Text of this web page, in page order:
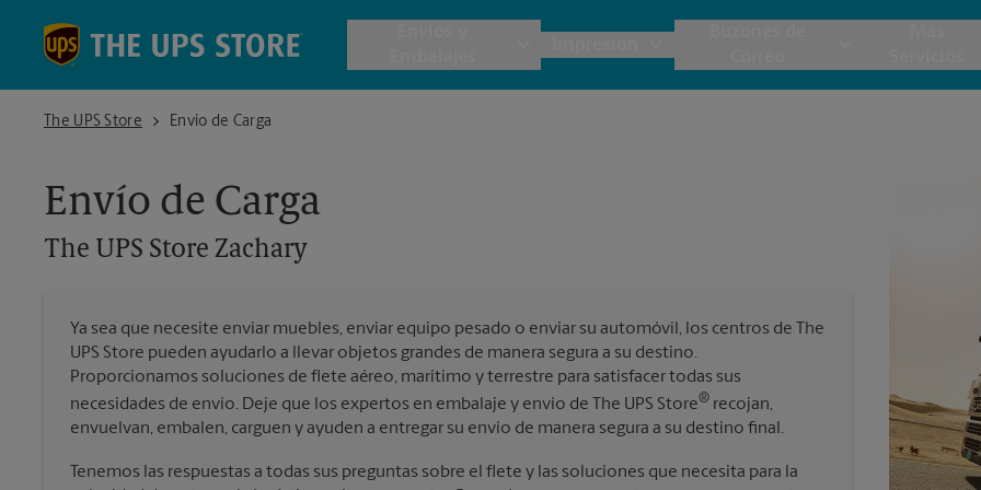
Envío Internacional
Todos los Servicios de Envío y Embalaje
Tarjetas Postales
Tarjetas Comerciales
Todos los Servicios de Impresión
The UPS Store
The UPS Store ZacharyEnvío de Carga
Envío de Carga
The UPS Store Zachary
Ya sea que necesite enviar muebles, enviar equipo pesado o enviar su automóvil, los centros de The
UPS Store pueden ayudarlo a llevar objetos grandes de manera segura a su destino.
Proporcionamos soluciones de flete aéreo, marítimo y terrestre para satisfacer todas sus
necesidades de envío. Deje que los expertos en embalaje y envío de The UPS Store® recojan,
envuelvan, embalen, carguen y ayuden a entregar su envío de manera segura a su destino final.
Tenemos las respuestas a todas sus preguntas sobre el flete y las soluciones que necesita para la